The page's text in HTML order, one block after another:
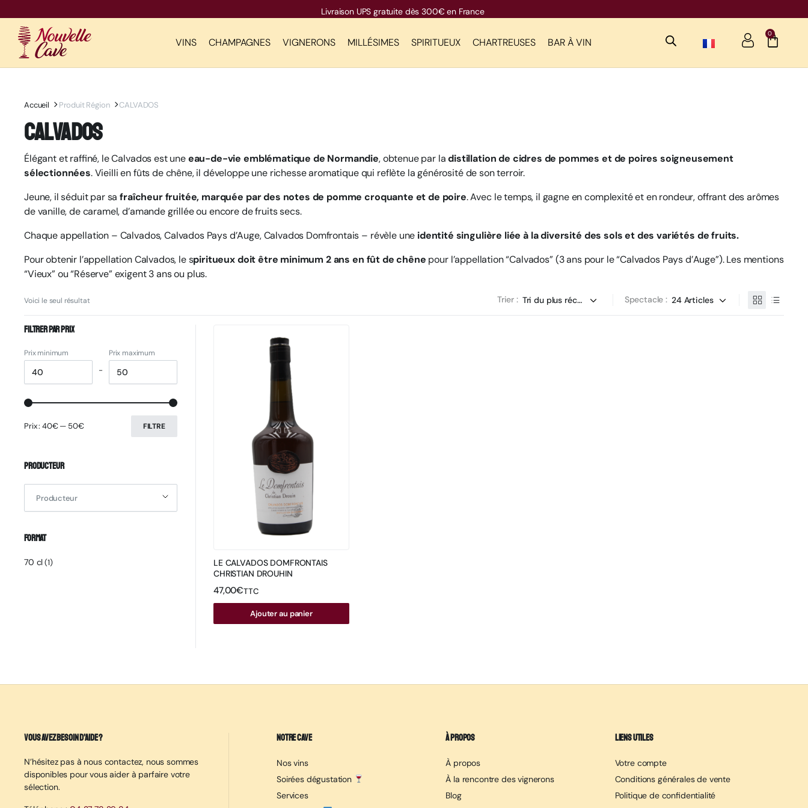
Livraison UPS gratuite dès 300€ en France
VINS CHAMPAGNES VIGNERONS MILLÉSIMES SPIRITUEUX CHARTREUSES BAR À VIN
0
Accueil Produit Région CALVADOS
Calvados
Élégant et raffiné, le Calvados est uneeau-de-vie emblématique de Normandie, obtenue par ladistillation de cidres de pommes et de poires soigneusement
sélectionnées. Vieilli en fûts de chêne, il développe une richesse aromatique qui reflète la générosité de son terroir.
Jeune, il séduit par safraîcheur fruitée, marquée par des notes de pomme croquante et de poire. Avec le temps, il gagne en complexité et en rondeur, offrant des arômes
de vanille, de caramel, d’amande grillée ou encore de fruits secs.
Chaque appellation – Calvados, Calvados Pays d’Auge, Calvados Domfrontais – révèle une identité singulière liée à la diversité des sols et des variétés de fruits.
Pour obtenir l’appellation Calvados, le spiritueux doit être minimum 2 ans en fût de chêne pour l’appellation “Calvados” (3 ans pour le “Calvados Pays d’Auge”). Les mentions
“Vieux” ou “Réserve” exigent 3 ans ou plus.
Voici le seul résultat Trier : Spectacle :
LE CALVADOS DOMFRONTAIS
CHRISTIAN DROUHIN
47,00€TTC
Ajouter au panier
Filtrer par prix
Prix minimum
-
Prix maximum
FILTRE
Prix : 40€— 50€
Producteur
Producteur
Format
70 cl(1)
Vous avez besoin d’aide ?
N’hésitez pas à nous contactez, nous sommes
disponibles pour vous aider à parfaire votre
sélection.
Notre cave
Nos vins
Soirées dégustation
Services
À propos
À propos
À la rencontre des vignerons
Blog
Liens utiles
Votre compte
Conditions générales de vente
Politique de confidentialité